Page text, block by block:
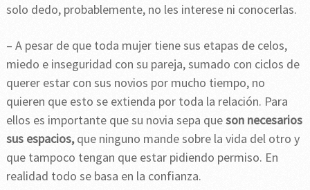
solo dedo, probablemente, no les interese ni conocerlas.
– A pesar de que toda mujer tiene sus etapas de celos,
miedo e inseguridad con su pareja, sumado con ciclos de
querer estar con sus novios por mucho tiempo, no
quieren que esto se extienda por toda la relación. Para
ellos es importante que su novia sepa queson necesarios
sus espacios,que ninguno mande sobre la vida del otro y
que tampoco tengan que estar pidiendo permiso. En
realidad todo se basa en la confianza.